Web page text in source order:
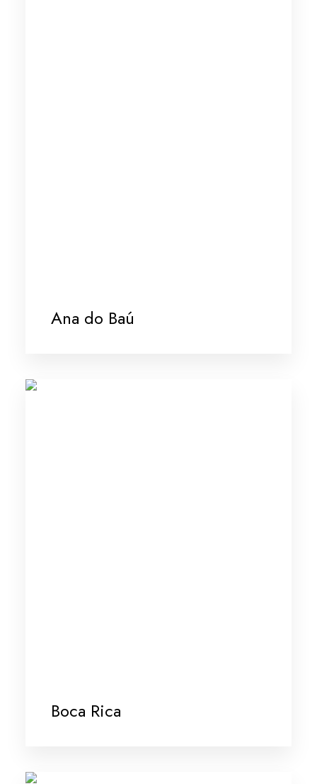
Ana do Baú
Boca Rica